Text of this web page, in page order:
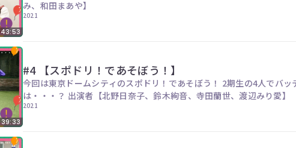
43:53
み、和田まあや】
2021
39:33
#4 【スポドリ！であそぼう！】
今回は東京ドームシティのスポドリ！であそぼう！ 2期生の4人でバ
は・・・？ 出演者【北野日奈子、鈴木絢音、寺田蘭世、渡辺みり愛】
2021